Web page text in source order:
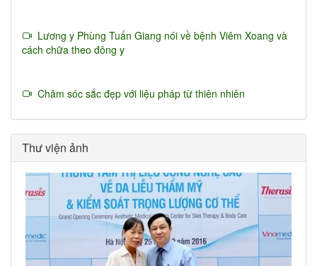
Lương y Phùng Tuấn Giang nói về bệnh Viêm Xoang và
cách chữa theo đông y
Chăm sóc sắc đẹp với liệu pháp từ thiên nhiên
Thư viện ảnh